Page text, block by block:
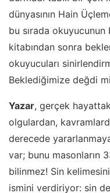
dünyasının Hain
bu sırada
kitabından sonra
okuyucuları
Beklediğimize değdi
Yazar, gerçek
olgulardan,
derecede
var; bunu masonların
bilinmez! Sin
ismini verdiriyor: sin